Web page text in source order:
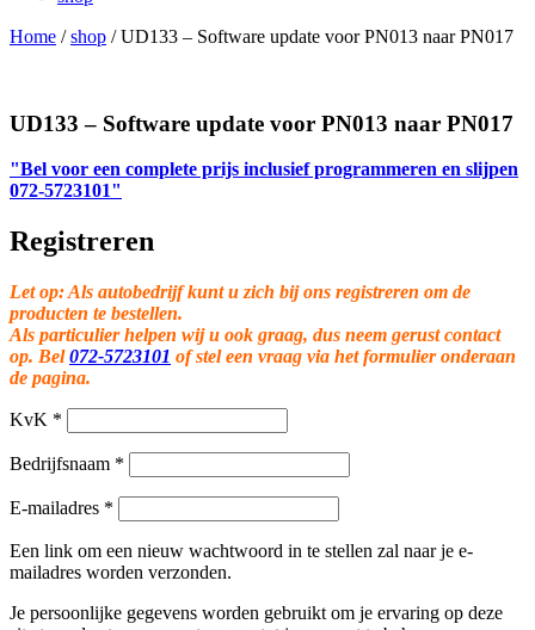
Home /shop /UD133 – Software update voor PN013 naar PN017
UD133 – Software update voor PN013 naar PN017
"Bel voor een complete prijs inclusief programmeren en slijpen
072-5723101"
Registreren
Let op: Als autobedrijf kunt u zich bij ons registreren om de
producten te bestellen.
Als particulier helpen wij u ook graag, dus neem gerust contact
op. Bel072-5723101 of stel een vraag via het formulier onderaan
de pagina.
KvK *
Bedrijfsnaam *
E-mailadres *
Een link om een nieuw wachtwoord in te stellen zal naar je e-
mailadres worden verzonden.
Je persoonlijke gegevens worden gebruikt om je ervaring op deze